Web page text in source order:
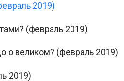
2019)
(февраль 2019)
о великом? (февраль 2019)
2019)